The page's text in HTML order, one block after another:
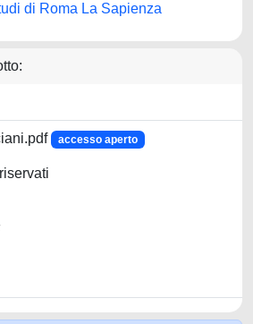
di Roma La Sapienza
accesso aperto